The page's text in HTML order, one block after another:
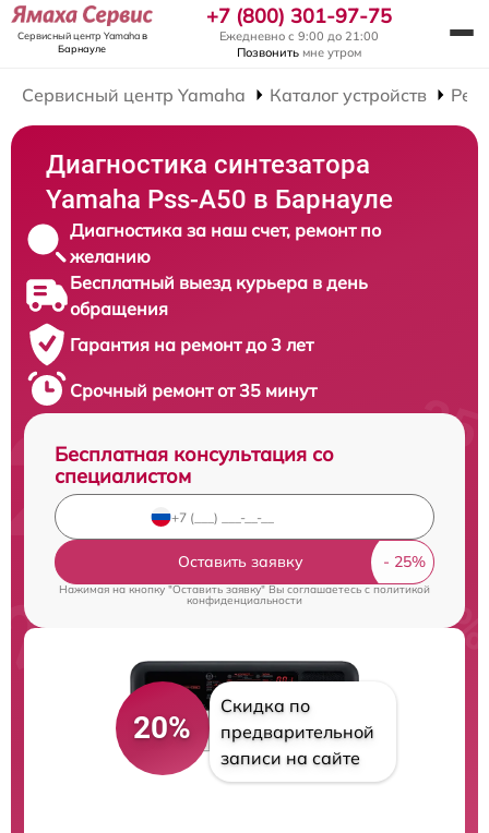
Сервисный центр Yamahaв
Барнауле
+7 (800) 301-97-75
Ежедневно с 9:00 до 21:00
Позвонить мне утром
Сервисный центр Yamaha Каталог устройств
Диагностика синтезатора
Yamaha Pss-A50 в Барнауле
Диагностика за наш счет, ремонт по
желанию
Бесплатный выезд курьера в день
обращения
Гарантия на ремонт до 3 лет
Срочный ремонт от 35 минут
Бесплатная консультация со
специалистом
Оставить заявку
Нажимая на кнопку "Оставить заявку" Вы соглашаетесь cполитикой
конфиденциальности
20%
Скидка по
предварительной
записи на сайте